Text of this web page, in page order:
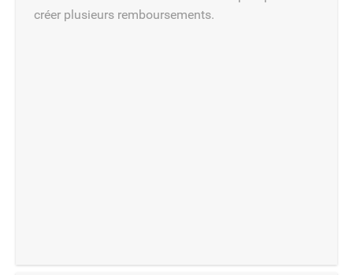
créer plusieurs remboursements.